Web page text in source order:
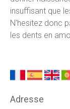
insuffisant que
N'hesitez donc
les dents en
Adresse